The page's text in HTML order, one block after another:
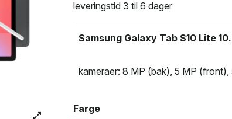
leveringstid 3 til 6 dager
Samsung Galaxy Tab S10 Lite
kameraer: 8 MP (bak), 5 MP
Farge